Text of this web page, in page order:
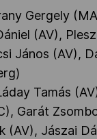
Gergely
(AV),
János (AV),
Tamás
Garát
(AV), Jászai